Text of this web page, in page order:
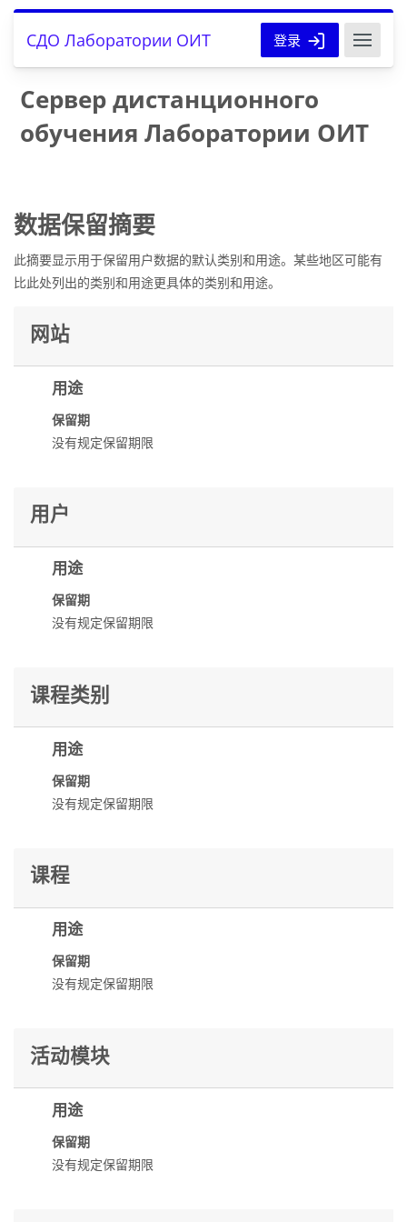
跳到主要内容
СДО Лаборатории ОИТ 登录
Сервер дистанционного
обучения Лаборатории ОИТ
‎数据保留摘要‎
此摘要显示用于保留用户数据的默认类别和用途。某些地区可能有
比此处列出的类别和用途更具体的类别和用途。‎
网站
用途
保留期
没有规定保留期限
用户
用途
保留期
没有规定保留期限
课程类别
用途
保留期
没有规定保留期限
课程
用途
保留期
没有规定保留期限
活动模块
用途
保留期
没有规定保留期限